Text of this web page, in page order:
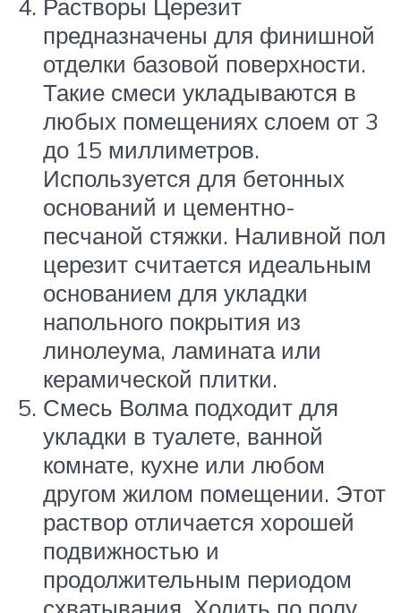
Растворы Церезит
предназначены для финишной
отделки базовой поверхности.
Такие смеси укладываются в
любых помещениях слоем от 3
до 15 миллиметров.
Используется для бетонных
оснований и цементно-
песчаной стяжки. Наливной пол
церезит считается идеальным
основанием для укладки
напольного покрытия из
линолеума, ламината или
керамической плитки.
Смесь Волма подходит для
укладки в туалете, ванной
комнате, кухне или любом
другом жилом помещении. Этот
раствор отличается хорошей
подвижностью и
продолжительным периодом